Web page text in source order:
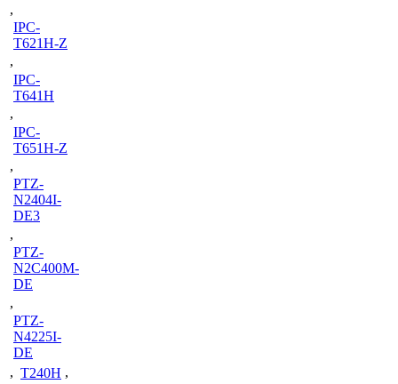
,
IPC-
T621H-Z
,
IPC-
T641H
,
IPC-
T651H-Z
,
PTZ-
N2404I-
DE3
,
PTZ-
N2C400M-
DE
,
PTZ-
N4225I-
DE
, T240H ,